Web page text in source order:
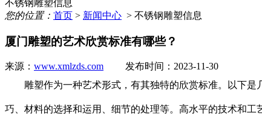
不锈钢雕塑信息
您的位置： 首页 > 新闻中心 > 不锈钢雕塑信息
厦门雕塑的艺术欣赏标准有哪些？
来源： www.xmlzds.com 发布时间：2023-11-30
雕塑作为一种艺术形式，有其独特的欣赏标准。以下是
巧、材料的选择和运用、细节的处理等。高水平的技术和工